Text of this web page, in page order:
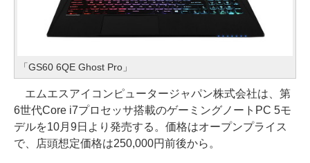
「GS60 6QE Ghost Pro」
エムエスアイコンピュータージャパン株式会社は、第
6世代Core i7プロセッサ搭載のゲーミングノートPC 5モ
デルを10月9日より発売する。価格はオープンプライス
で、店頭想定価格は250,000円前後から。